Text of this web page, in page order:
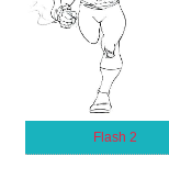
Flash 2